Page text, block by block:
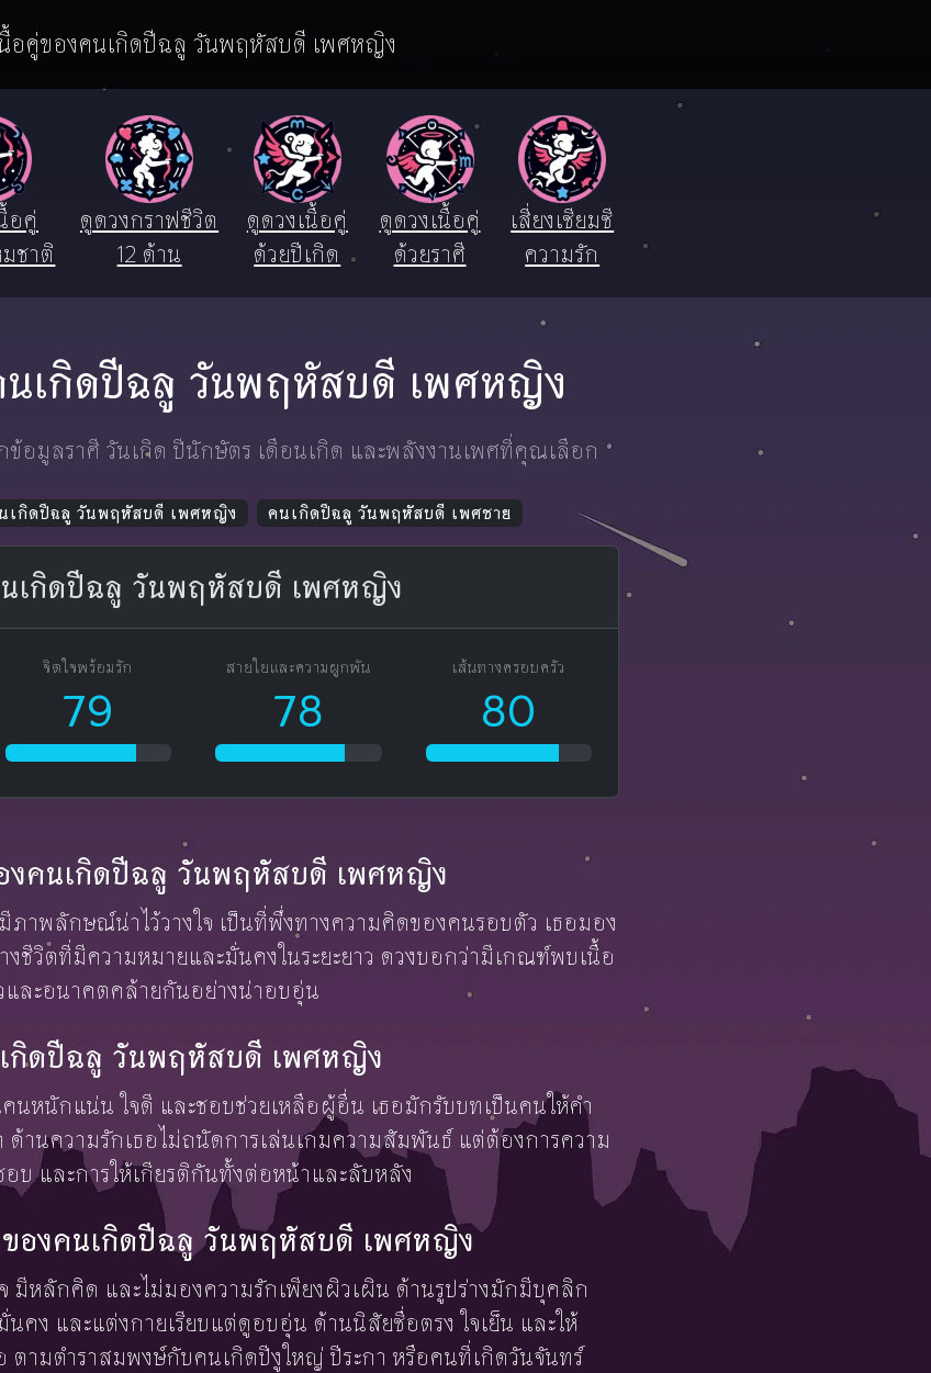
อคู่ของคนเกิดปีฉลู วันพฤหัสบดี เพศหญิง
อคู่
ชาติ
ดูดวงกราฟชีวิต
12 ด้าน
ดูดวงเนื้อคู่
ด้วยปีเกิด
ดูดวงเนื้อคู่
ด้วยราศี
เสี่ยงเซียมซี
ความรัก
นเกิดปีฉลู วันพฤหัสบดี เพศหญิง
ข้อมูลราศี วันเกิด ปีนักษัตร เดือนเกิด และพลังงานเพศที่คุณเลือก
เกิดปีฉลู วันพฤหัสบดี เพศหญิง คนเกิดปีฉลู วันพฤหัสบดี เพศชาย
เกิดปีฉลู วันพฤหัสบดี เพศหญิง
จิตใจพร้อมรัก
79
สายใยและความผูกพัน
78
เส้นทางครอบครัว
80
งคนเกิดปีฉลู วันพฤหัสบดี เพศหญิง
าพลักษณ์น่าไว้วางใจ เป็นที่พึ่งทางความคิดของคนรอบตัว เธอมอง
งชีวิตที่มีความหมายและมั่นคงในระยะยาว ดวงบอกว่ามีเกณฑ์พบเนื้อ
และอนาคตคล้ายกันอย่างน่าอบอุ่น
กิดปีฉลู วันพฤหัสบดี เพศหญิง
หนักแน่น ใจดี และชอบช่วยเหลือผู้อื่น เธอมักรับบทเป็นคนให้คำ
ด้านความรักเธอไม่ถนัดการเล่นเกมความสัมพันธ์ แต่ต้องการความ
บ และการให้เกียรติกันทั้งต่อหน้าและลับหลัง
องคนเกิดปีฉลู วันพฤหัสบดี เพศหญิง
มีหลักคิด และไม่มองความรักเพียงผิวเผิน ด้านรูปร่างมักมีบุคลิก
คง และแต่งกายเรียบแต่ดูอบอุ่น ด้านนิสัยซื่อตรง ใจเย็น และให้
ตามตำราสมพงษ์กับคนเกิดปีงูใหญ่ ปีระกา หรือคนที่เกิดวันจันทร์